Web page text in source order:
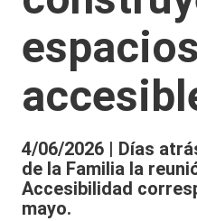
4/06/2026 | Días
de la Familia la
Accesibilidad
mayo.